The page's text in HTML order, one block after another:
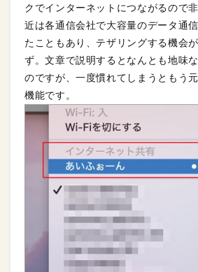
クでインターネットにつながるので
近は各通信会社で大容量のデータ通
たこともあり、テザリングする機会
ず。文章で説明するとなんとも地味
のですが、一度慣れてしまうともう
機能です。